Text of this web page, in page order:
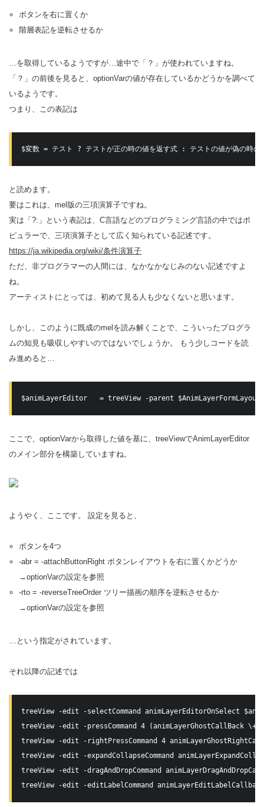
ボタンを右に置くか
階層表記を逆転させるか
…を取得しているようですが…途中で「？」が使われていますね。
「？」の前後を見ると、optionVarの値が存在しているかどうかを調べて
いるようです。
つまり、この表記は
$変数 = テスト ? テストが正の時の値を返す式 : テストの値が偽の時の
と読めます。
要はこれは、mel版の三項演算子ですね。
実は「?:」という表記は、C言語などのプログラミング言語の中ではポ
ピュラーで、三項演算子として広く知られている記述です。
https://ja.wikipedia.org/wiki/条件演算子
ただ、非プログラマーの人間には、なかなかなじみのない記述ですよ
ね。
アーティストにとっては、初めて見る人も少なくないと思います。
しかし、このように既成のmelを読み解くことで、こういったプログラ
ムの知見も吸収しやすいのではないでしょうか。 もう少しコードを読
み進めると…
$animLayerEditor   = treeView -parent
ここで、optionVarから取得した値を基に、treeViewでAnimLayerEditor
のメイン部分を構築していますね。
ようやく、ここです。 設定を見ると、
ボタンを4つ
-abr = -attachButtonRight ボタンレイアウトを右に置くかどうか
→optionVarの設定を参照
-rto = -reverseTreeOrder ツリー描画の順序を逆転させるか
→optionVarの設定を参照
…という指定がされています。
それ以降の記述では
treeView -edit -selectCommand animLayerEditorOnSelect
treeView -edit -pressCommand 4 (animLayerGhostCallBack
treeView -edit -rightPressCommand 4
treeView -edit -expandCollapseCommand
treeView -edit -dragAndDropCommand
treeView -edit -editLabelCommand